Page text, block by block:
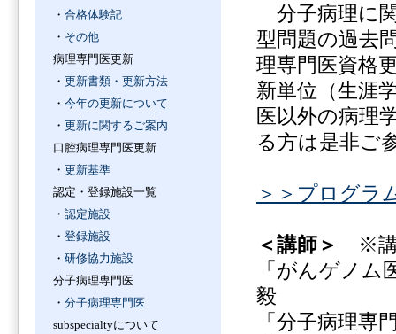
・ 合格体験記
・ その他
病理専門医更新
・ 更新書類・更新方法
・ 今年の更新について
・ 更新に関するご案内
口腔病理専門医更新
・ 更新基準
認定・登録施設一覧
・ 認定施設
・ 登録施設
・ 研修協力施設
分子病理専門医
・ 分子病理専門医
subspecialtyについて
分子病理に
型問題の過去
理専門医資格
新単位（生涯
医以外の病理
る方は是非ご
＞＞プログラ
＜講師＞
※講
「がんゲノ
毅
「分子病理専